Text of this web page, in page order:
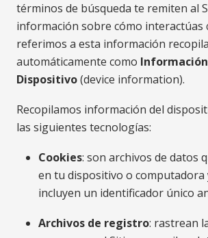
términos de búsqueda te remiten al
información sobre cómo interactúas
referimos a esta información
automáticamente como
Dispositivo(device information).
Recopilamos información del
las siguientes tecnologías:
Cookies: son archivos de datos
en tu dispositivo o computadora
incluyen un identificador único
Archivos de registro: rastrean